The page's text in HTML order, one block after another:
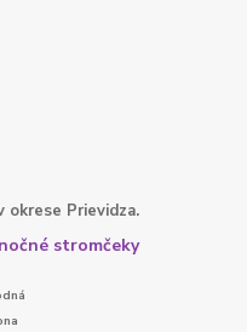
okrese Prievidza.
stromčeky